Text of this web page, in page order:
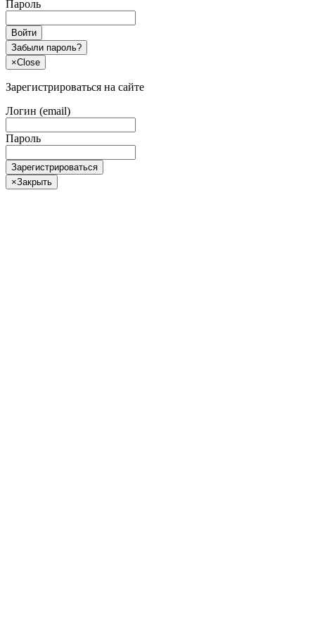
Пароль
Войти
Забыли пароль?
×Close
Зарегистрироваться на сайте
Логин (email)
Пароль
Зарегистрироваться
×Закрыть